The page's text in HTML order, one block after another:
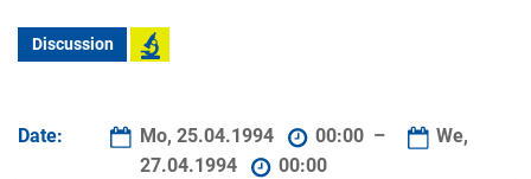
Discussion
Date: Mo, 25.04.1994 00:00 –
We,
27.04.1994
00:00